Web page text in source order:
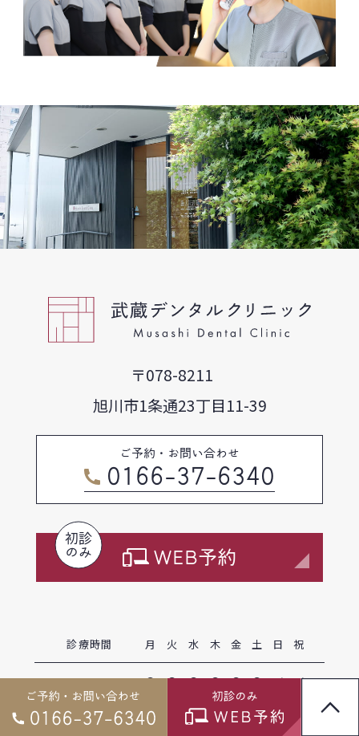
〒078-8211
旭川市1条通23丁目11-39
ご予約・お問い合わせ
0166-37-6340
WEB予約
初診
のみ
診療時間 月 火 水 木 金 土 日 祝
9:00～12:30 ● ● ● ● ● ● ／ ／
14:00〜18:00 ● ● △